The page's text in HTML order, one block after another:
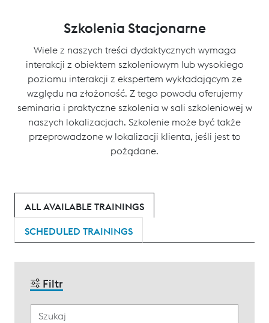
Szkolenia Stacjonarne
Wiele z naszych treści dydaktycznych wymaga
interakcji z obiektem szkoleniowym lub wysokiego
poziomu interakcji z ekspertem wykładającym ze
względu na złożoność. Z tego powodu oferujemy
seminaria i praktyczne szkolenia w sali szkoleniowej w
naszych lokalizacjach. Szkolenie może być także
przeprowadzone w lokalizacji klienta, jeśli jest to
pożądane.
ALL AVAILABLE TRAININGS
SCHEDULED TRAININGS
Filtr